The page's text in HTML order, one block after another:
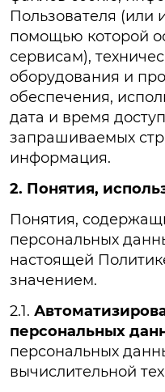
Пользователя (или
помощью которой
сервисам),
оборудования и
обеспечения,
дата и время
запрашиваемых
информация.
2. Понятия,
Понятия,
персональных
настоящей
значением.
2.1.
персональных
персональных
вычислительной